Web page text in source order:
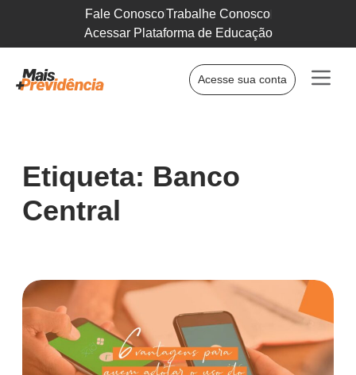
Fale ConoscoTrabalhe Conosco
Acessar Plataforma de Educação
Acesse sua conta
Etiqueta: Banco
Central